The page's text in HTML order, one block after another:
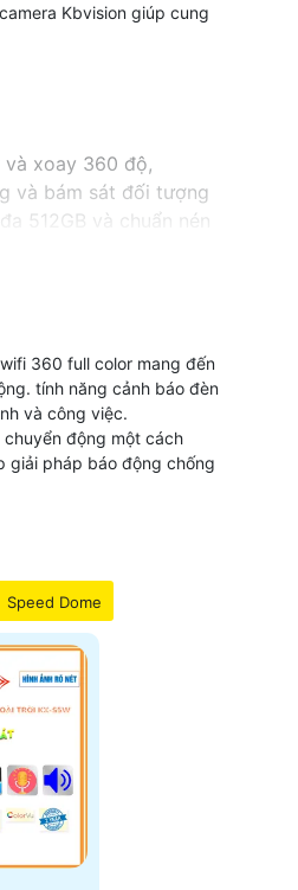
Kbvision giúp cung
và xoay 360 độ,
và bám sát đối tượng
512GB và chuẩn nén
hàng của bạn.
360 full color mang đến
tính năng cảnh báo đèn
và công việc.
động một cách
giải pháp báo động chống
Speed Dome